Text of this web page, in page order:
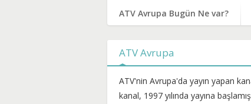
ATV Avrupa Bugün Ne var?
ATV Avrupa
ATV'nin Avrupa'da yayın yapan
kanal, 1997 yılında yayına